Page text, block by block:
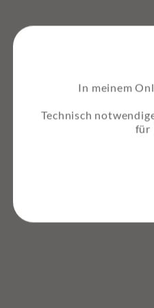
In meinem
Technisch
für